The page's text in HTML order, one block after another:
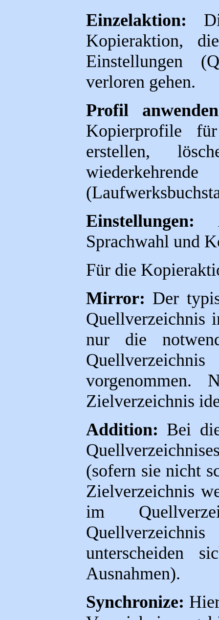
Einzelaktion:
Kopieraktion,
Einstellungen
verloren gehen.
Profil
Kopierprofile
erstellen,
Einstellungen:
Sprachwahl und
Für die
Mirror: Der
Quellverzeichnis
nur die
Zielverzeichnis
Addition: Bei
(sofern sie nicht
Zielverzeichnis
im
unterscheiden
Ausnahmen).
Synchronize: